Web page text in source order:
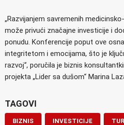
„Razvijanjem savremenih
može privući značajne investicije i
ponudu. Konferencije poput ove
integritetom i emocijama, što je
razvoj“, poručila je biznis
projekta „Lider sa dušom“ Marina
TAGOVI
BIZNIS INVESTICIJE